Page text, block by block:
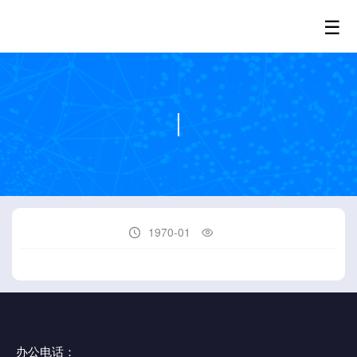
☰
 1970-01 
办公电话：